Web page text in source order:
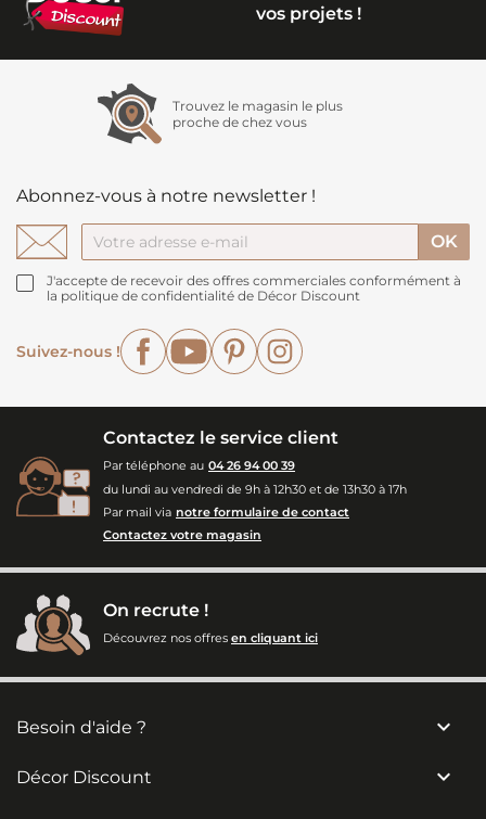
vos projets !
Trouvez le magasin le plus
proche de chez vous
Abonnez-vous à notre newsletter !
J'accepte de recevoir des offres commerciales conformément à
la politique de confidentialité de Décor Discount
Suivez-nous !
FacebookYouTubePinterest
Contactez le service client
Par téléphone au 04 26 94 00 39
du lundi au vendredi de 9h à 12h30 et de 13h30 à 17h
Par mail via notre formulaire de contact
Contactez votre magasin
On recrute !
Découvrez nos offres en cliquant ici
Besoin d'aide ? 
Décor Discount 